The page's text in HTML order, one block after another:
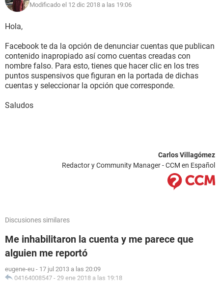
Modificado el 12 dic 2018 a las 19:06
Hola,
Facebook te da la opción de denunciar cuentas que publican
contenido inapropiado así como cuentas creadas con
nombre falso. Para esto, tienes que hacer clic en los tres
puntos suspensivos que figuran en la portada de dichas
cuentas y seleccionar la opción que corresponde.
Saludos
Carlos Villagómez
Redactor y Community Manager - CCM en Español
Discusiones similares
Me inhabilitaron la cuenta y me parece que
alguien me reportó
eugene-eu - 17 jul 2013 a las 20:09
04164008547 - 29 ene 2018 a las 19:18